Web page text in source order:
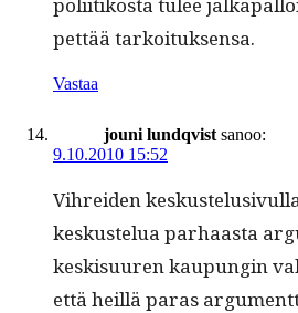
pet­tää tarkoituksensa.
Vastaa
jouni lundqvist sanoo:
9.10.2010 15:52
Vihrei­den
keskustelua parhaas­ta
keskisu­uren kaupun­gin
että heil­lä paras